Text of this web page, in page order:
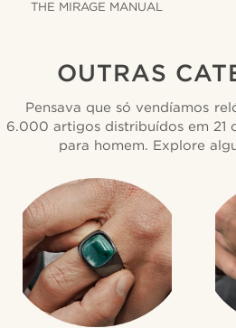
THE MIRAGE MANUAL
OUTRAS
Pensava que só vendíamos
6.000 artigos distribuídos em 21
para homem. Explore